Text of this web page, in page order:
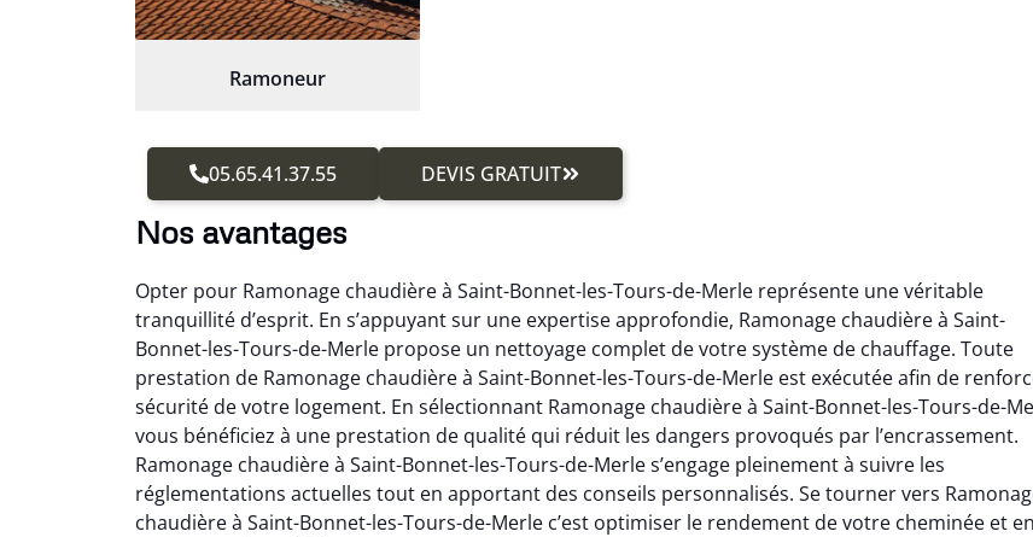
Ramoneur
05.65.41.37.55 DEVIS GRATUIT
Nos avantages
Opter pour Ramonage chaudière à Saint-Bonnet-les-Tours-de-Merle représente une véritable
tranquillité d’esprit. En s’appuyant sur une expertise approfondie, Ramonage chaudière à Saint-
Bonnet-les-Tours-de-Merle propose un nettoyage complet de votre système de chauffage. Toute
prestation de Ramonage chaudière à Saint-Bonnet-les-Tours-de-Merle est exécutée afin de
sécurité de votre logement. En sélectionnant Ramonage chaudière à Saint-Bonnet-les-Tours-de-
vous bénéficiez à une prestation de qualité qui réduit les dangers provoqués par l’encrassement.
Ramonage chaudière à Saint-Bonnet-les-Tours-de-Merle s’engage pleinement à suivre les
réglementations actuelles tout en apportant des conseils personnalisés. Se tourner vers
chaudière à Saint-Bonnet-les-Tours-de-Merle c’est optimiser le rendement de votre cheminée et en